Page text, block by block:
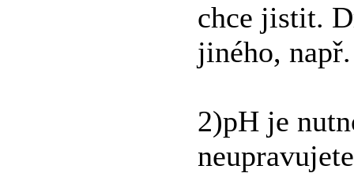
chce jistit.
jiného,
2)pH je